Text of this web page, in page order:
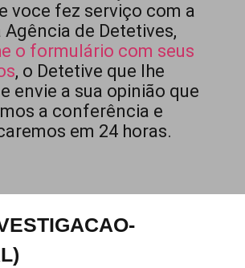
voce fez serviço com a
Agência de Detetives,
o formulário com seus
, o Detetive que lhe
envie a sua opinião que
a conferência e
em 24 horas.